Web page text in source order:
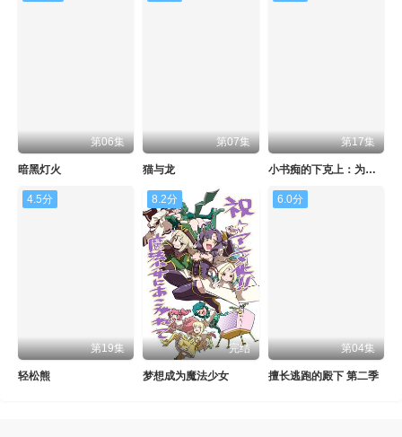
第06集
暗黑灯火
第07集
猫与龙
第17集
小书痴的下克上：为了成为图书管理员不择手段！第四季
4.5分
第19集
轻松熊
8.2分
完结
梦想成为魔法少女
6.0分
第04集
擅长逃跑的殿下 第二季